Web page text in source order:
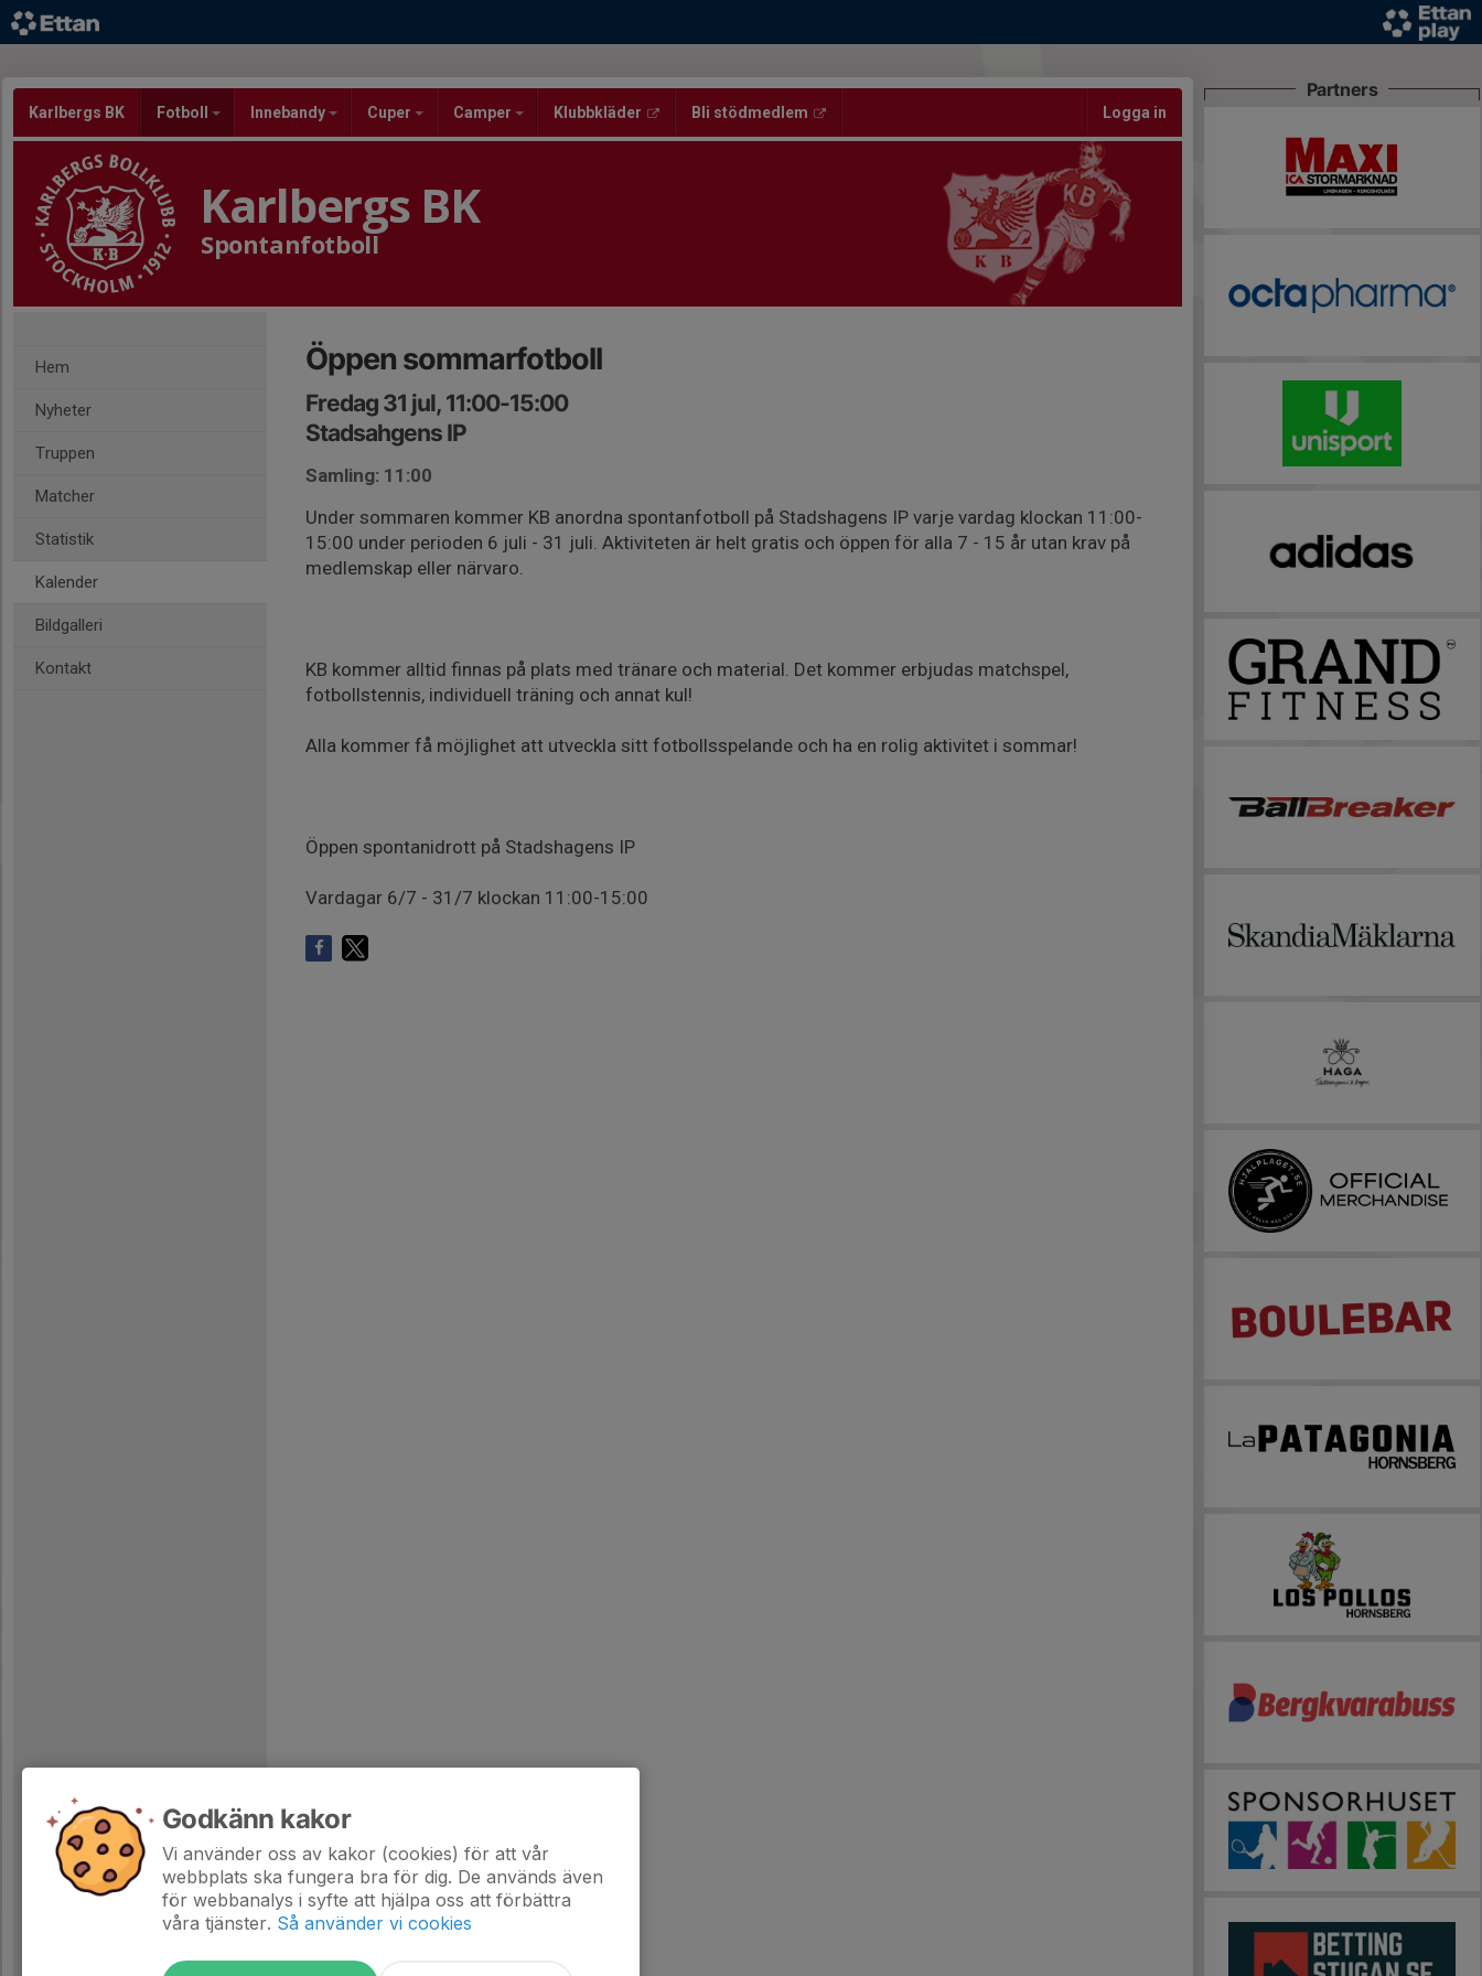
Karlbergs BK Fotboll Innebandy Cuper Camper Klubbkläder Bli stödmedlem Logga in
Karlbergs BK
Spontanfotboll
Hem
Nyheter
Truppen
Matcher
Statistik
Kalender
Bildgalleri
Kontakt
Öppen sommarfotboll
Fredag 31 jul, 11:00-15:00
Stadsahgens IP
Samling: 11:00
Under sommaren kommer KB anordna spontanfotboll på Stadshagens IP varje vardag klockan 11:00-
15:00 under perioden 6 juli - 31 juli. Aktiviteten är helt gratis och öppen för alla 7 - 15 år utan krav på
medlemskap eller närvaro.
KB kommer alltid finnas på plats med tränare och material. Det kommer erbjudas matchspel,
fotbollstennis, individuell träning och annat kul!
Alla kommer få möjlighet att utveckla sitt fotbollsspelande och ha en rolig aktivitet i sommar!
Öppen spontanidrott på Stadshagens IP
Vardagar 6/7 - 31/7 klockan 11:00-15:00
Partners
Godkänn kakor
Vi använder oss av kakor (cookies) för att vår
webbplats ska fungera bra för dig. De används även
för webbanalys i syfte att hjälpa oss att förbättra
våra tjänster. Så använder vi cookies